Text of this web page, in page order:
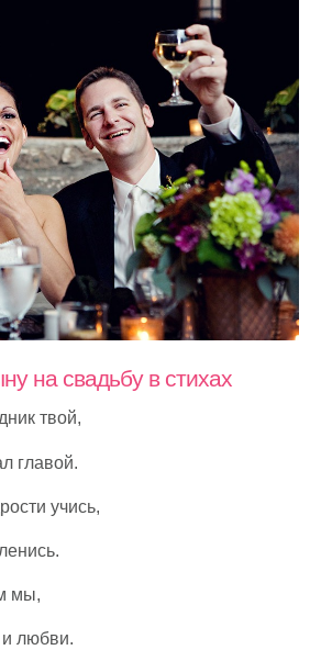
на свадьбу в стихах
твой,
главой.
учись,
мы,
и любви.